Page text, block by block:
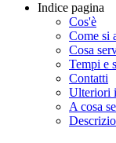
Indice pagina
Cos'è
Come si
Cosa
Tempi e
Contatti
Ulteriori
A cosa